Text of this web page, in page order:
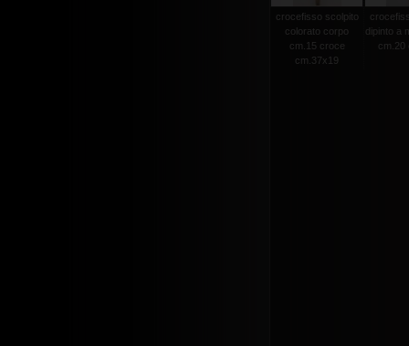
crocefisso scolpito
colorato corpo
cm.15 croce
cm.37x19
dipinto a
cm.20